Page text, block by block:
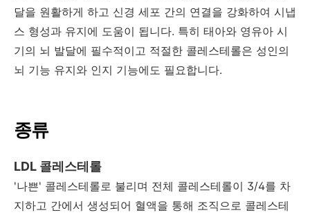
달을 원활하게 하고 신경 세포 간의 연결을 강화하여 시냅
스 형성과 유지에 도움이 됩니다. 특히 태아와 영유아 시
기의 뇌 발달에 필수적이고 적절한 콜레스테롤은 성인의
뇌 기능 유지와 인지 기능에도 필요합니다.
종류
LDL 콜레스테롤
'나쁜' 콜레스테롤로 불리며 전체 콜레스테롤이 3/4를 차
지하고 간에서 생성되어 혈액을 통해 조직으로 콜레스테